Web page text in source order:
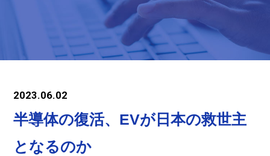
2023.06.02
半導体の復活、EVが日本の救世主
となるのか